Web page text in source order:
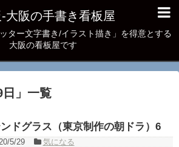
大阪の手書き看板屋
ター文字書き/イラスト描き」を得意とする
大阪の看板屋です
」 一覧
ドグラス（東京制作の朝ドラ）6
5/29
気になる